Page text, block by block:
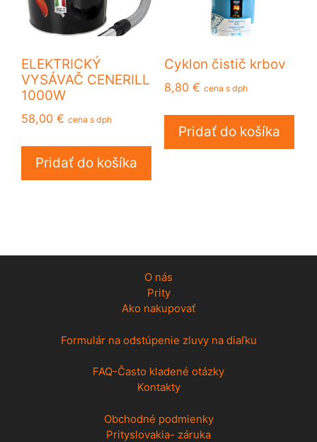
ELEKTRICKÝ
VYSÁVAČ CENERILL
1000W
58,00 € cena s dph
Pridať do košíka
Cyklon čistič krbov
8,80 € cena s dph
Pridať do košíka
O nás
Prity
Ako nakupovať
Formulár na odstúpenie zluvy na diaľku
FAQ-Často kladené otázky
Kontakty
Obchodné podmienky
Prityslovakia- záruka